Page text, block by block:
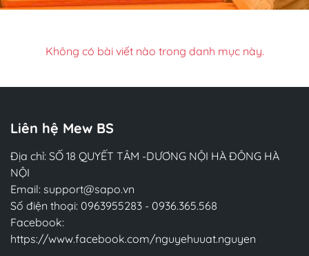
Không có bài viết nào trong danh mục này.
Liên hệ Mew BS
Địa chỉ: SỐ 18 QUYẾT TÂM -DƯƠNG NỘI HÀ ĐÔNG HÀ
NỘI
Email: support@sapo.vn
Số điện thoại: 0963955283 - 0936.365.568
Facebook:
https://www.facebook.com/nguyehuuat.nguyen